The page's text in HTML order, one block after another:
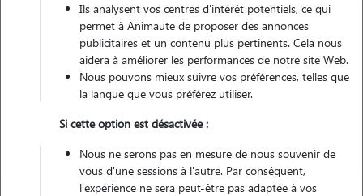
Garde animaux France Normandie
Manche
Saint-Jean-d'Elle
Nos cat sitters à Saint-Jean-d'Elle
Ils analysent vos centres d'intérêt potentiels, ce qui
permet à Animaute de proposer des annonces
publicitaires et un contenu plus pertinents. Cela nous
aidera à améliorer les performances de notre site Web.
Nous pouvons mieux suivre vos préférences, telles que
la langue que vous préférez utiliser.
Si cette option est désactivée :
Nous ne serons pas en mesure de nous souvenir de
vous d'une sessions à l'autre. Par conséquent,
l'expérience ne sera peut-être pas adaptée à vos